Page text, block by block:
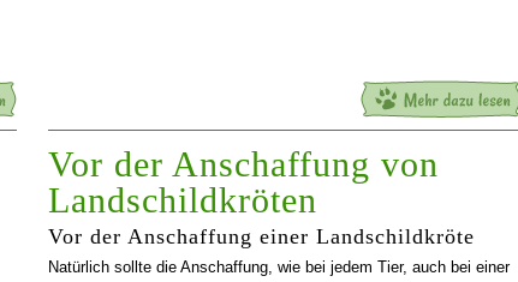
Vor der Anschaffung von
Landschildkröten
Vor der Anschaffung einer Landschildkröte
Natürlich sollte die Anschaffung, wie bei jedem Tier, auch bei einer